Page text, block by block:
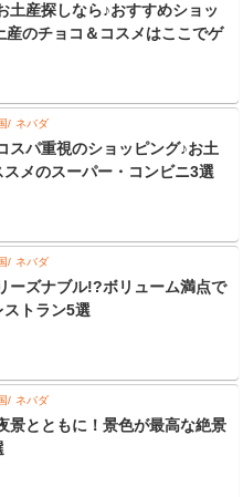
土産探しなら♪おすすめショッ
産のチョコ＆コスメはここでゲ
ネバダ
スパ重視のショッピング♪お土
メのスーパー・コンビニ3選
ネバダ
ーズナブル!?ボリューム満点で
トラン5選
ネバダ
景とともに！景色が最高な絶景